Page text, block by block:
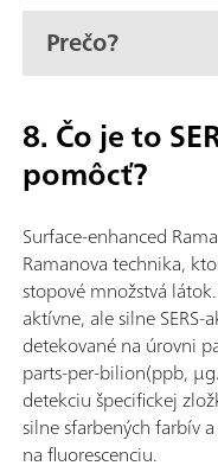
Prečo?
8. Čo je to
pomôcť?
Surface-enhanced
Ramanova technika,
stopové množstvá
aktívne, ale silne
detekované na úrovni
parts-per-bilion(ppb,
detekciu špecifickej
silne sfarbených farbív
na fluorescenciu.